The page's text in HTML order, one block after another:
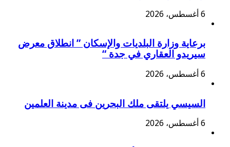
6 أغسطس، 2026
برعاية وزارة البلديات والإسكان ” انطلاق معرض
سيريدو العقاري في جدة “
6 أغسطس، 2026
السيسي يلتقى ملك البحرين فى مدينة العلمين
6 أغسطس، 2026